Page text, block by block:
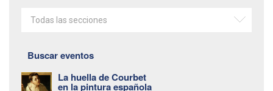
Todas las secciones
Buscar eventos
La huella de Courbet
en la pintura española